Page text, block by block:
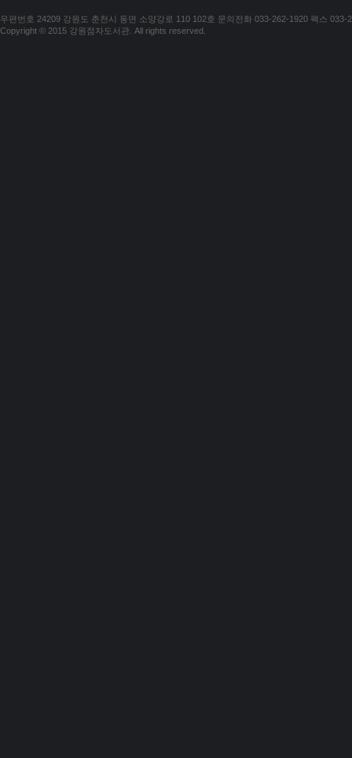
우편번호 24209 강원도 춘천시 동면 소양강로 110 102호 문의전화 033-262-1920 팩스 033-
Copyright © 2015 강원점자도서관. All rights reserved.